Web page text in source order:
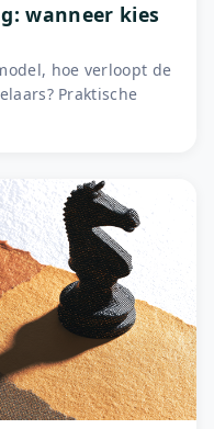
wanneer kies
hoe verloopt de
Praktische